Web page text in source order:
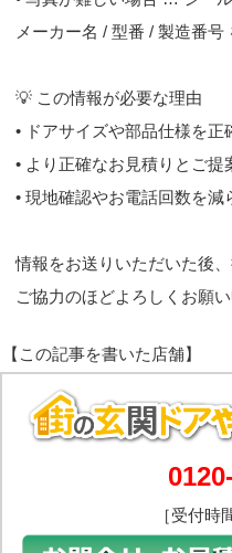
メーカー名 / 型番 / 製造番
💡 この情報が必要な理由
• ドアサイズや部品仕様を正
• より正確なお見積りとご提
• 現地確認やお電話回数を
情報をお送りいただいた後
ご協力のほどよろしくお願
［受付時